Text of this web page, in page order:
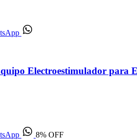
Electroestimulador para
8% OFF